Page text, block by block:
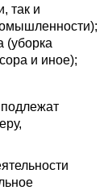
так и
(уборка
и иное);